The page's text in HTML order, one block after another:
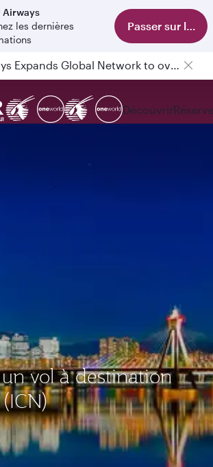
Airways
les dernières
Passer sur
Qatar Airways Expands Global Network to over 160 Destinations
Découvrir
un vol à destination